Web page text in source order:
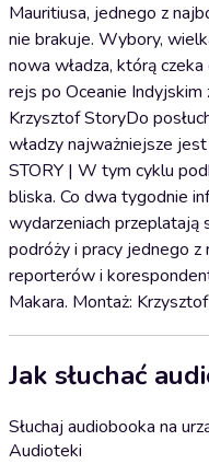
Mauritiusa, jednego z
nie brakuje. Wybory,
nowa władza, którą
rejs po Oceanie Indyjskim
Krzysztof StoryDo
władzy najważniejsze
STORY | W tym cyklu
bliska. Co dwa tygodnie
wydarzeniach przeplatają
podróży i pracy jednego
reporterów i
Makara. Montaż:
Jak słuchać
Słuchaj audiobooka na
Audioteki